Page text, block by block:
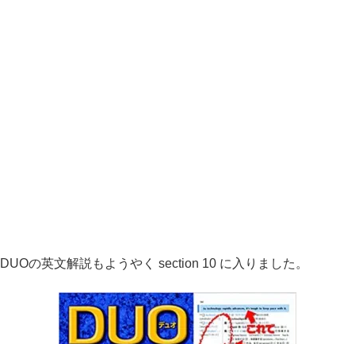
DUOの英文解説もようやく section 10 に入りました。